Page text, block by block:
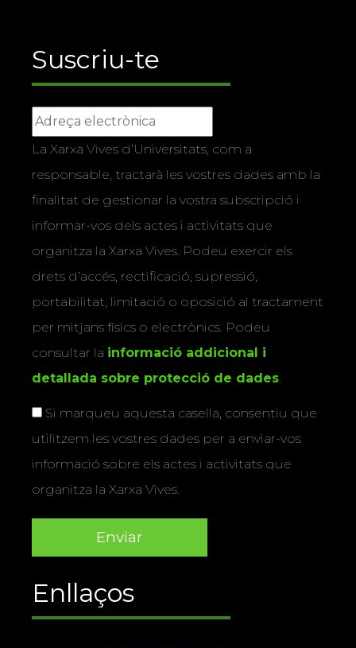
Suscriu-te
La Xarxa Vives d’Universitats, com a
responsable, tractarà les vostres dades amb la
finalitat de gestionar la vostra subscripció i
informar-vos dels actes i activitats que
organitza la Xarxa Vives. Podeu exercir els
drets d’accés, rectificació, supressió,
portabilitat, limitació o oposició al tractament
per mitjans físics o electrònics. Podeu
consultar la informació addicional i
detallada sobre protecció de dades.
Si marqueu aquesta casella, consentiu que
utilitzem les vostres dades per a enviar-vos
informació sobre els actes i activitats que
organitza la Xarxa Vives.
Enllaços